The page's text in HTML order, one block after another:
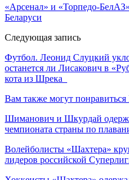
«Арсенал» и «Торпедо-
Беларуси
Следующая запись
Футбол. Леонид Слуцкий
останется ли Лисакович в
кота из Шрека
Вам также могут понравиться
Шиманович и Шкурдай
чемпионата страны по
Волейболисты «Шахтера»
лидеров российской